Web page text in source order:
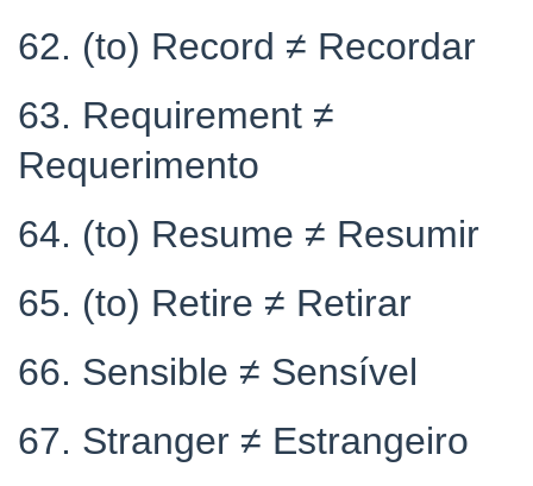
62. (to) Record ≠ Recordar
63. Requirement ≠
Requerimento
64. (to) Resume ≠ Resumir
65. (to) Retire ≠ Retirar
66. Sensible ≠ Sensível
67. Stranger ≠ Estrangeiro